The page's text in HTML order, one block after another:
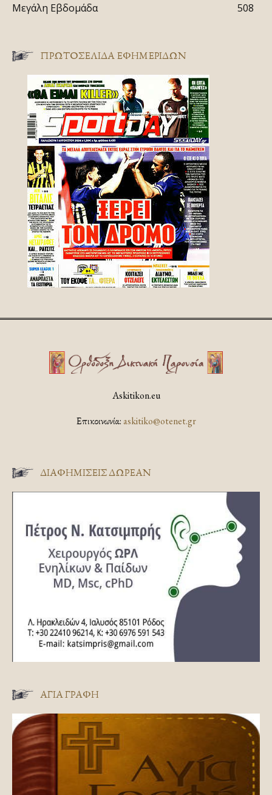
Μεγάλη Εβδομάδα
508
ΠΡΩΤΟΣΈΛΙΔΑ ΕΦΗΜΕΡΊΔΩΝ
Askitikon.eu
Επικοινωνία:askitiko@otenet.gr
ΔΙΑΦΗΜΊΣΕΙΣ ΔΩΡΕΆΝ
ΑΓΊΑ ΓΡΑΦΉ